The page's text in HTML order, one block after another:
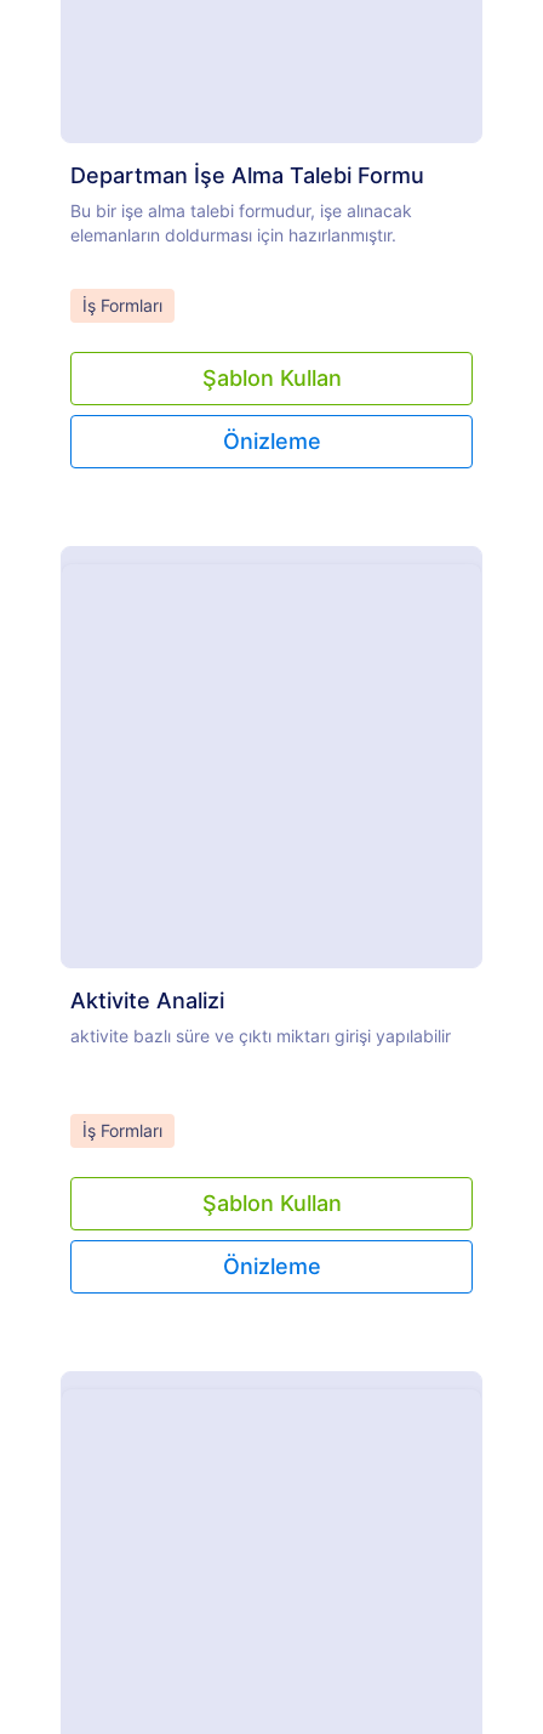
Departman İşe Alma Talebi Formu
Bu bir işe alma talebi formudur, işe alınacak
elemanların doldurması için hazırlanmıştır.
Go to Category:
İş Formları
Şablon Kullan
Önizleme
Aktivite Analizi
aktivite bazlı süre ve çıktı miktarı girişi yapılabilir
Go to Category:
İş Formları
Şablon Kullan
Önizleme